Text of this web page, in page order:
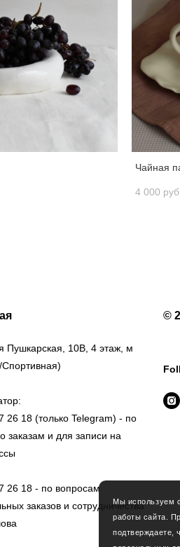
Чайная
4 000
Пушкарская, 10В, 4 этаж, м
Спортивная)
26 18 (только Telegram) - по
заказам и для записи на
26 18 - по вопросам
заказов и сотрудничества
©
Мы используем
работы сайта.
подтверждаете,